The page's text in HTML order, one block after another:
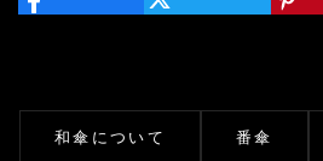
和傘について 番傘